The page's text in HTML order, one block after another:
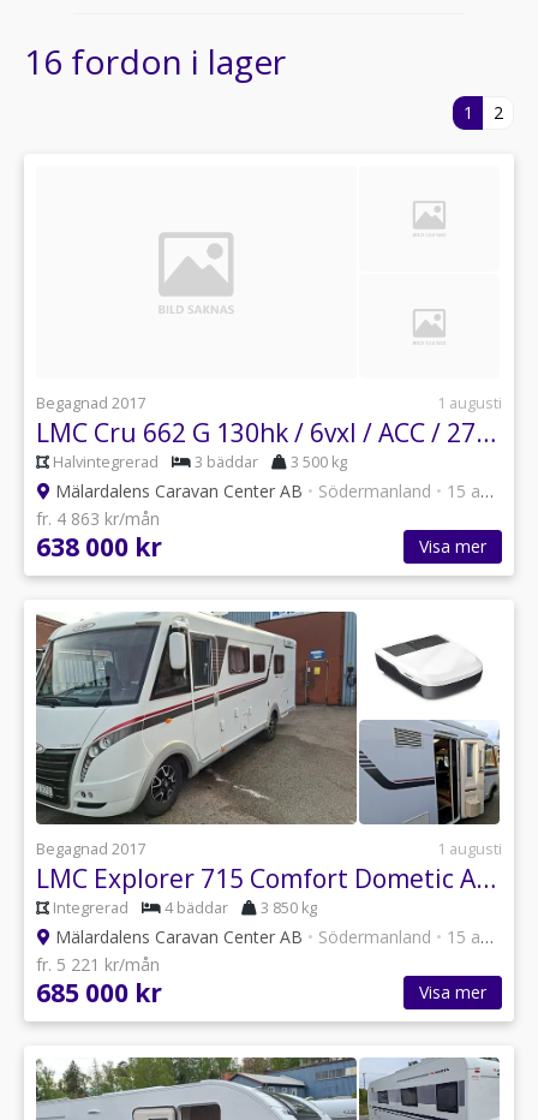
16 fordon i lager
1 2
Begagnad 2017 1 augusti
LMC Cru 662 G 130hk / 6vxl / ACC / 2750mil
Halvintegrerad 3 bäddar 3 500 kg
Mälardalens Caravan Center AB • Södermanland • 15 annonser
fr. 4 863 kr/mån
638 000 kr Visa mer
Begagnad 2017 1 augusti
LMC Explorer 715 Comfort Dometic ACC på köpet/Automat / Alde värme
Integrerad 4 bäddar 3 850 kg
Mälardalens Caravan Center AB • Södermanland • 15 annonser
fr. 5 221 kr/mån
685 000 kr Visa mer